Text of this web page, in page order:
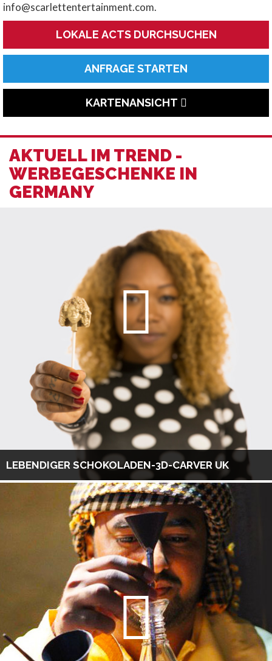
info@scarlettentertainment.com.
LOKALE ACTS DURCHSUCHEN
ANFRAGE STARTEN
KARTENANSICHT
AKTUELL IM TREND -
WERBEGESCHENKE IN
GERMANY
LEBENDIGER SCHOKOLADEN-3D-CARVER UK